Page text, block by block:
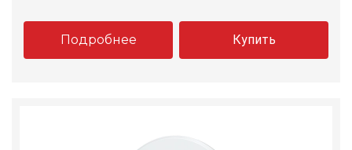
Подробнее Купить